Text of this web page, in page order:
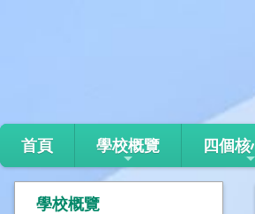
首頁 學校概覽 四個
學校概覽